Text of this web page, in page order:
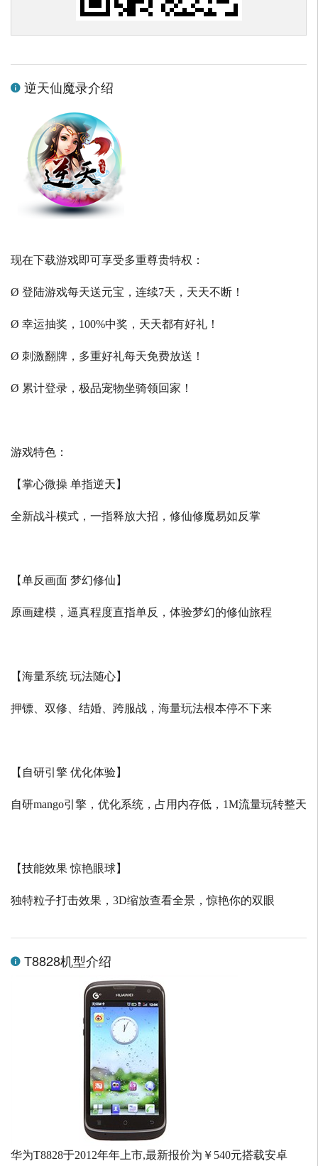
逆天仙魔录介绍
现在下载游戏即可享受多重尊贵特权：
Ø 登陆游戏每天送元宝，连续7天，天天不断！
Ø 幸运抽奖，100%中奖，天天都有好礼！
Ø 刺激翻牌，多重好礼每天免费放送！
Ø 累计登录，极品宠物坐骑领回家！
游戏特色：
【掌心微操 单指逆天】
全新战斗模式，一指释放大招，修仙修魔易如反掌
【单反画面 梦幻修仙】
原画建模，逼真程度直指单反，体验梦幻的修仙旅程
【海量系统 玩法随心】
押镖、双修、结婚、跨服战，海量玩法根本停不下来
【自研引擎 优化体验】
自研mango引擎，优化系统，占用内存低， 1M流量玩转整天
【技能效果 惊艳眼球】
独特粒子打击效果， 3D缩放查看全景，惊艳你的双眼
T8828机型介绍
华为T8828于2012年年上市,最新报价为￥540元搭载安卓